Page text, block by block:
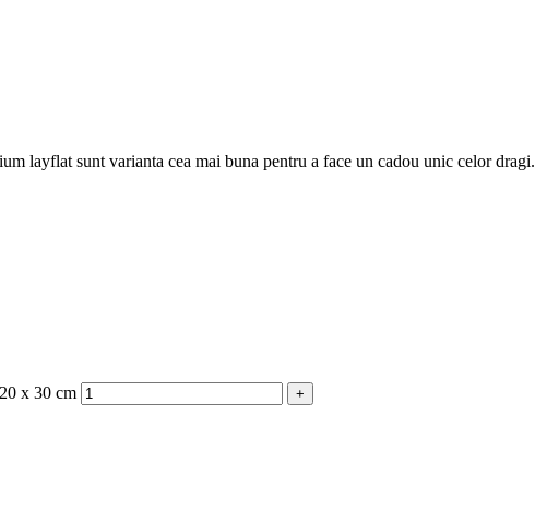
layflat sunt varianta cea mai buna pentru a face un cadou unic celor dragi.
x 30 cm